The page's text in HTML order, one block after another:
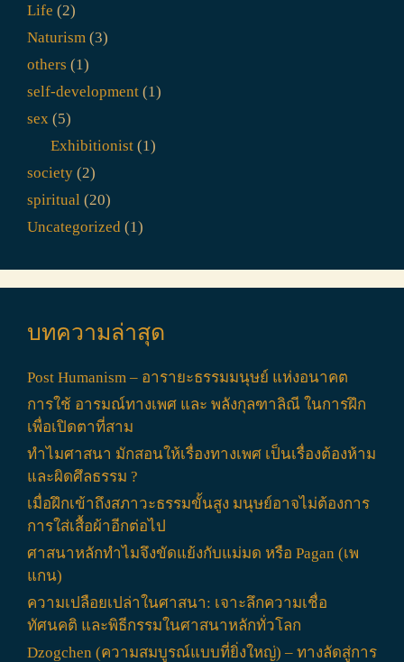
Life (2)
Naturism (3)
others (1)
self-development (1)
sex (5)
Exhibitionist(1)
society (2)
spiritual (20)
Uncategorized (1)
บทความล่าสุด
Post Humanism – อารายะธรรมมนุษย์ แห่งอนาคต
การใช้ อารมณ์ทางเพศ และ พลังกุลฑาลิณี ในการฝึก
เพื่อเปิดตาที่สาม
ทำไมศาสนา มักสอนให้เรื่องทางเพศ เป็นเรื่องต้องห้าม
และผิดศึลธรรม ?
เมื่อฝึกเข้าถึงสภาวะธรรมขั้นสูง มนุษย์อาจไม่ต้องการ
การใส่เสื้อผ้าอีกต่อไป
ศาสนาหลักทำไมจึงขัดแย้งกับแม่มด หรือ Pagan (เพ
แกน)
ความเปลือยเปล่าในศาสนา: เจาะลึกความเชื่อ
ทัศนคติ และพิธีกรรมในศาสนาหลักทั่วโลก
Dzogchen (ความสมบูรณ์แบบที่ยิ่งใหญ่) – ทางลัดสู่การ